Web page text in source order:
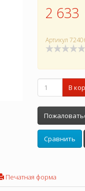
2 633
Артикул
В
Сравнить
Печатная форма